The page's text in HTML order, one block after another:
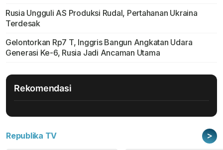
Rusia Ungguli AS Produksi Rudal, Pertahanan Ukraina
Terdesak
Gelontorkan Rp7 T, Inggris Bangun Angkatan Udara
Generasi Ke-6, Rusia Jadi Ancaman Utama
Rekomendasi
Republika TV >